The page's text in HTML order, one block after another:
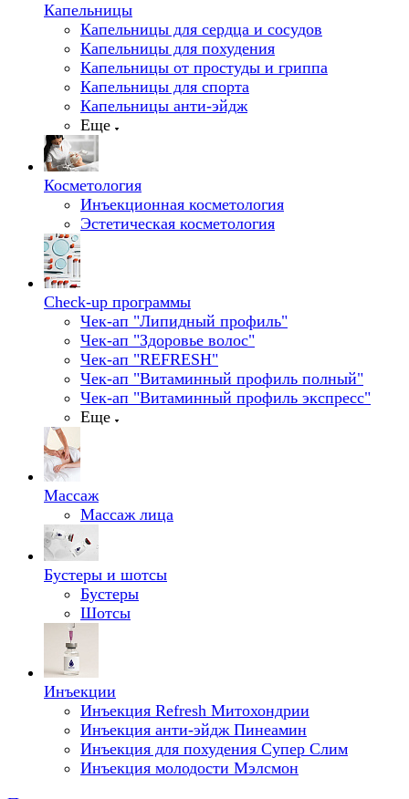
Капельницы
Капельницы для сердца и сосудов
Капельницы для похудения
Капельницы от простуды и гриппа
Капельницы для спорта
Капельницы анти-эйдж
Еще
Косметология
Инъекционная косметология
Эстетическая косметология
Check-up программы
Чек-ап "Липидный профиль"
Чек-ап "Здоровье волос"
Чек-ап "REFRESH"
Чек-ап "Витаминный профиль полный"
Чек-ап "Витаминный профиль экспресс"
Еще
Массаж
Массаж лица
Бустеры и шотсы
Бустеры
Шотсы
Инъекции
Инъекция Refresh Митохондрии
Инъекция анти-эйдж Пинеамин
Инъекция для похудения Супер Слим
Инъекция молодости Мэлсмон